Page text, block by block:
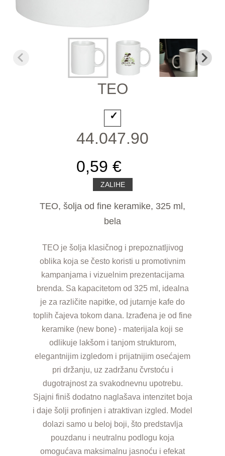
TEO
44.047.90
0,59 €
ZALIHE
TEO, šolja od fine keramike, 325 ml,
bela
TEO je šolja klasičnog i prepoznatljivog
oblika koja se često koristi u promotivnim
kampanjama i vizuelnim prezentacijama
brenda. Sa kapacitetom od 325 ml, idealna
je za različite napitke, od jutarnje kafe do
toplih čajeva tokom dana. Izrađena je od fine
keramike (new bone) - materijala koji se
odlikuje lakšom i tanjom strukturom,
elegantnijim izgledom i prijatnijim osećajem
pri držanju, uz zadržanu čvrstoću i
dugotrajnost za svakodnevnu upotrebu.
Sjajni finiš dodatno naglašava intenzitet boja
i daje šolji profinjen i atraktivan izgled. Model
dolazi samo u beloj boji, što predstavlja
pouzdanu i neutralnu podlogu koja
omogućava maksimalnu jasnoću i efekat